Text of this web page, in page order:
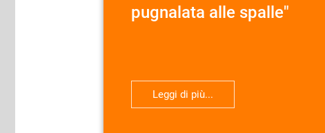
pugnalata alle spalle"
Leggi di più...